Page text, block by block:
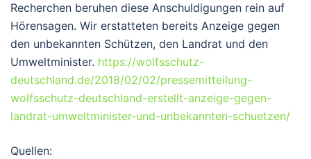
Recherchen beruhen diese Anschuldigungen rein auf
Hörensagen. Wir erstatteten bereits Anzeige gegen
den unbekannten Schützen, den Landrat und den
Umweltminister. https://wolfsschutz-
deutschland.de/2018/02/02/pressemitteilung-
wolfsschutz-deutschland-erstellt-anzeige-gegen-
landrat-umweltminister-und-unbekannten-schuetzen/
Quellen: